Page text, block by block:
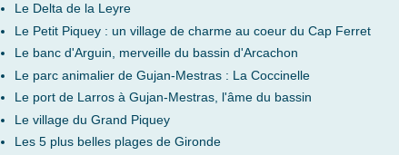
Le Delta de la Leyre
Le Petit Piquey : un village de charme au coeur du Cap Ferret
Le banc d'Arguin, merveille du bassin d'Arcachon
Le parc animalier de Gujan-Mestras : La Coccinelle
Le port de Larros à Gujan-Mestras, l'âme du bassin
Le village du Grand Piquey
Les 5 plus belles plages de Gironde